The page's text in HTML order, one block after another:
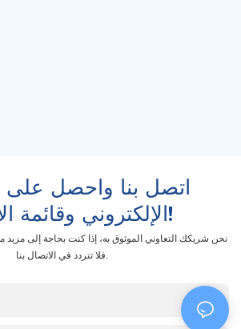
اتصل بنا واحصل على
الإلكتروني وقائمة الأسعار!
نحن شريكك التعاوني الموثوق به، إذا كنت بحاجة إلى
فلا تتردد في الاتصال بنا.